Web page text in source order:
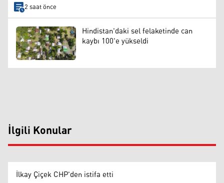
2 saat önce
Hindistan'daki sel felaketinde can
kaybı 100'e yükseldi
İlgili Konular
İlkay Çiçek CHP'den istifa etti